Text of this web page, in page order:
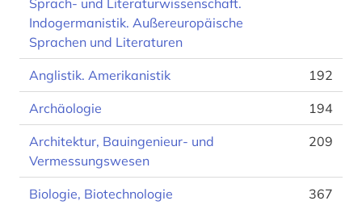
Sprach- und Literaturwissenschaft.
Indogermanistik. Außereuropäische
Sprachen und Literaturen
Anglistik. Amerikanistik 192
Archäologie 194
Architektur, Bauingenieur- und
Vermessungswesen
209
Biologie, Biotechnologie 367